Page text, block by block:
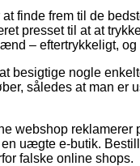
finde frem til de
presset til at at
– eftertrykkeligt,
besigtige nogle
således at man er
webshop reklamerer
uægte e-butik.
falske online shops.